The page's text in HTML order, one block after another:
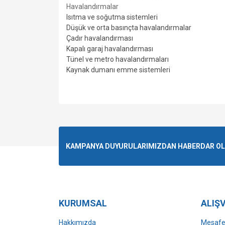
Havalandırmalar
Isıtma ve soğutma sistemleri
Düşük ve orta basınçta havalandırmalar
Çadır havalandırması
Kapalı garaj havalandırması
Tünel ve metro havalandırmaları
Kaynak dumanı emme sistemleri
Ürün resmi kalitesiz, bozuk veya
Bu ürüne benzer farklı alternatifler olmalı.
KAMPANYA DUYURULARIMIZDAN HABERDAR
KURUMSAL
Hakkımızda